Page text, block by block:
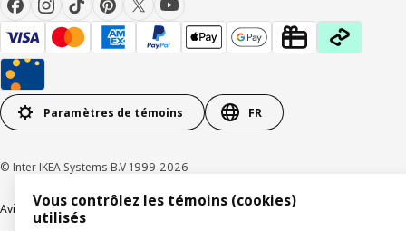
Paramètres de témoins FR
© Inter IKEA Systems B.V 1999-2026
Avis de confidentialitéTémoins de connexion
Vous contrôlez les témoins (cookies)
utilisés